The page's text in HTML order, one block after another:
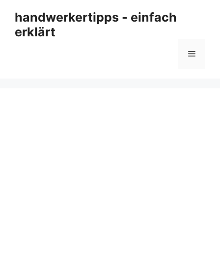
Inhalt
springen
handwerkertipps - einfach
erklärt
Menü